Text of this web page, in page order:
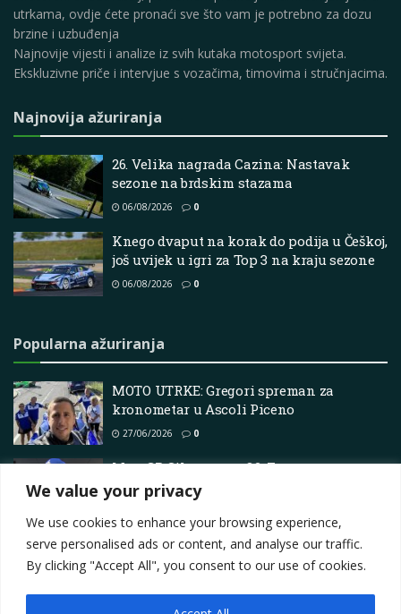
We value your privacy
We use cookies to enhance your browsing experience,
serve personalised ads or content, and analyse our traffic.
By clicking "Accept All", you consent to our use of cookies.
utrkama, ovdje ćete pronaći sve što vam je potrebno za dozu
brzine i uzbuđenja
Najnovije vijesti i analize iz svih kutaka motosport svijeta.
Ekskluzivne priče i intervjue s vozačima, timovima i stručnjacima.
Najnovija ažuriranja
26. Velika nagrada Cazina: Nastavak
sezone na brdskim stazama
06/08/2026 0
Knego dvaput na korak do podija u Češkoj,
još uvijek u igri za Top 3 na kraju sezone
06/08/2026 0
Popularna ažuriranja
MOTO UTRKE: Gregori spreman za
kronometar u Ascoli Piceno
27/06/2026 0
MotoGP, Silverstone Q2, Francesco
Bagnaia 3.: “Osjećaj nije još uvijek tu”